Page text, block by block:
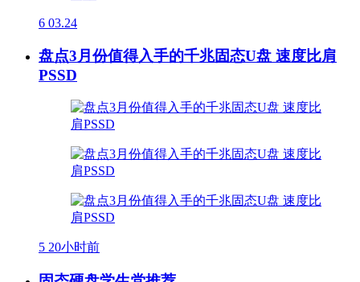
6 03.24
盘点3月份值得入手的千兆固态U盘 速度比肩
PSSD
5 20小时前